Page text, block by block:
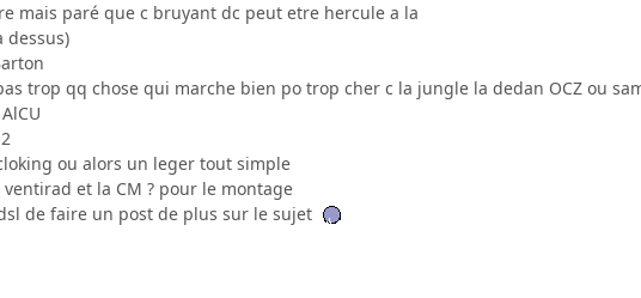
mais paré que c bruyant dc peut etre hercule a la
dessus)
trop qq chose qui marche bien po trop cher c la jungle la dedan OCZ ou
ou alors un leger tout simple
et la CM ? pour le montage
de faire un post de plus sur le sujet